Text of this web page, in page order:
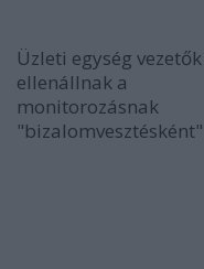
Üzleti egység vezetők
ellenállnak a
monitorozásnak
"bizalomvesztésként"